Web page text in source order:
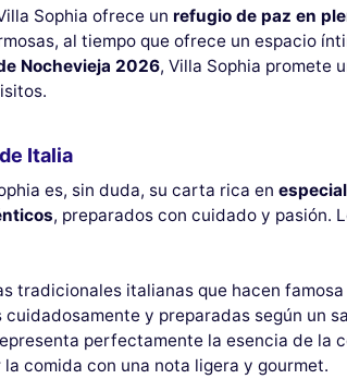
Sophia ofrece un refugio de paz en
al tiempo que ofrece un espacio
Nochevieja 2026, Villa Sophia promete
Italia
es, sin duda, su carta rica en
, preparados con cuidado y pasión.
tradicionales italianas que hacen
cuidadosamente y preparadas según un
perfectamente la esencia de
comida con una nota ligera y gourmet.